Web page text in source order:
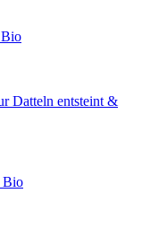
Bio
Datteln entsteint &
Bio